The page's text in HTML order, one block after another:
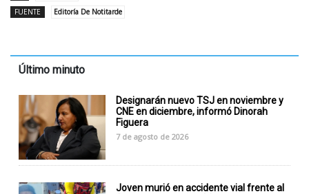
FUENTE
Editoría De Notitarde
Último minuto
Designarán nuevo TSJ en noviembre y
CNE en diciembre, informó Dinorah
Figuera
7 de agosto de 2026
Joven murió en accidente vial frente al